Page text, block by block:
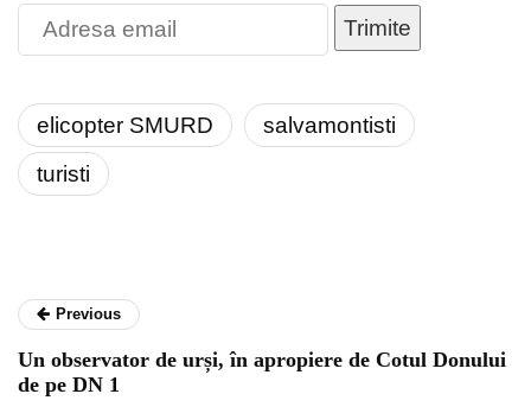
Trimite
elicopter SMURD
salvamontisti
turisti
Previous
Un observator de urși, în apropiere de Cotul Donului
de pe DN 1